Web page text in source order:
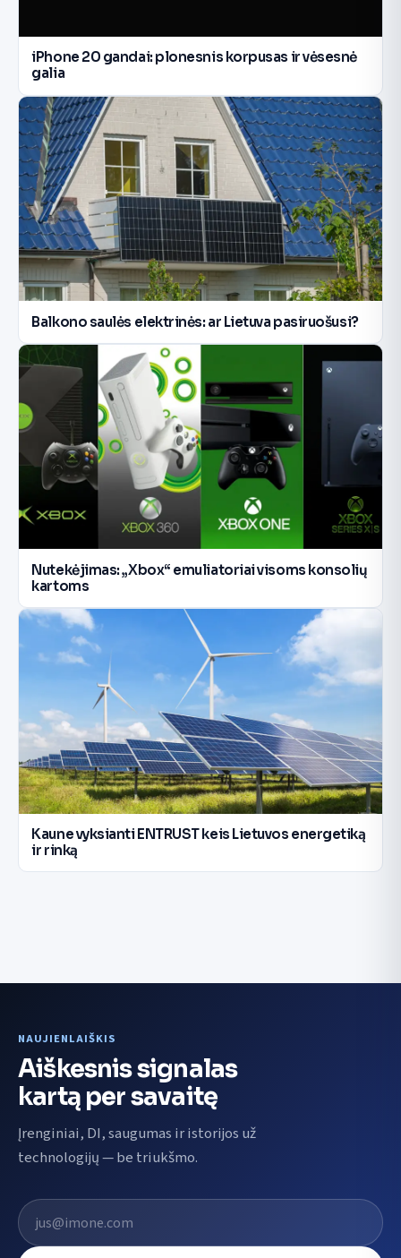
iPhone 20 gandai: plonesnis korpusas ir vėsesnė
galia
Balkono saulės elektrinės: ar Lietuva pasiruošusi?
Nutekėjimas: „Xbox“ emuliatoriai visoms konsolių
kartoms
Kaune vyksianti ENTRUST keis Lietuvos energetiką
ir rinką
NAUJIENLAIŠKIS
Aiškesnis signalas
kartą per savaitę
Įrenginiai, DI, saugumas ir istorijos už
technologijų — be triukšmo.
El. pašto adresas